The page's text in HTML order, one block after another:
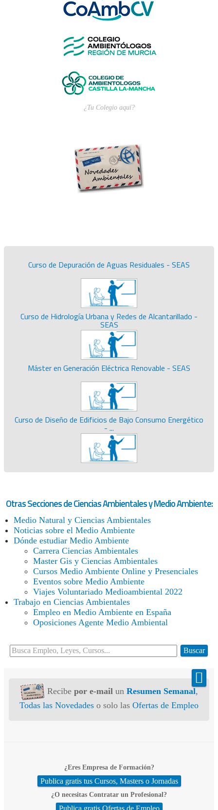
¿Tu Colegio aquí?
Curso de Depuración de Aguas Residuales - SEAS
Curso de Hidrología Urbana y Redes de Alcantarillado -
SEAS
Máster en Generación Eléctrica Renovable - SEAS
Curso de Diseño de Edificios de Bajo Consumo Energético
- ...
Otras Secciones de Ciencias Ambientales y Medio Ambiente:
Medio Natural y Ciencias Ambientales
Noticias sobre el Medio Ambiente
Dónde estudiar Medio Ambiente
Carrera Ciencias Ambientales
Master Gis y Ciencias Ambientales
Cursos Medio Ambiente Online y Presenciales
Eventos sobre Medio Ambiente
Viajes Voluntariado Medioambiental 2022
Trabajo en Ciencias Ambientales
Empleo en Medio Ambiente en España
Oposiciones Agente Medio Ambiental
Buscar... Buscar
Recibe por e-mail un Resumen Semanal,
Todas las Novedades o solo las Ofertas de Empleo
¿Eres Empresa de Formación?
Publica gratis tus Cursos, Masters o Jornadas
¿O necesitas Contratar un Profesional?
Publica gratis Ofertas de Empleo